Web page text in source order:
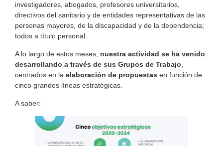
investigadores, abogados, profesores universitarios,
directivos del sanitario y de entidades representativas de las
personas mayores, de la discapacidad y de la dependencia;
todos a título personal.
A lo largo de estos meses, nuestra actividad se ha venido
desarrollando a través de sus Grupos de Trabajo,
centrados en la elaboración de propuestas en función de
cinco grandes líneas estratégicas.
A saber: